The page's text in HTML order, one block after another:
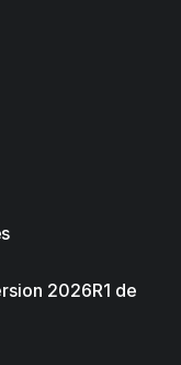
2026R1 de